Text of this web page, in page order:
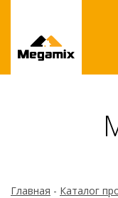
Главная - Каталог